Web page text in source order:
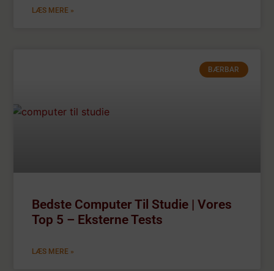
LÆS MERE »
BÆRBAR
Bedste Computer Til Studie | Vores
Top 5 – Eksterne Tests
LÆS MERE »